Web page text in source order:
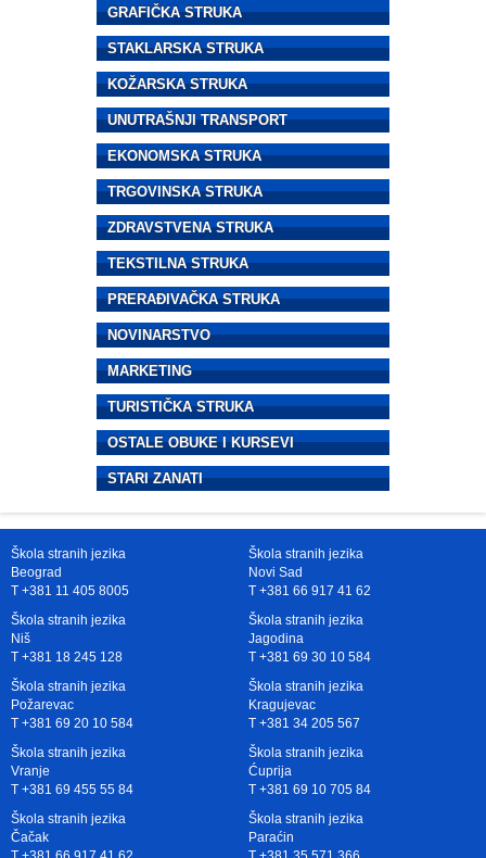
GRAFIČKA STRUKA
STAKLARSKA STRUKA
KOŽARSKA STRUKA
UNUTRAŠNJI TRANSPORT
EKONOMSKA STRUKA
TRGOVINSKA STRUKA
ZDRAVSTVENA STRUKA
TEKSTILNA STRUKA
PRERAĐIVAČKA STRUKA
NOVINARSTVO
MARKETING
TURISTIČKA STRUKA
OSTALE OBUKE I KURSEVI
STARI ZANATI
Škola stranih jezika
Beograd
T +381 11 405 8005
Škola stranih jezika
Novi Sad
T +381 66 917 41 62
Škola stranih jezika
Niš
T +381 18 245 128
Škola stranih jezika
Jagodina
T +381 69 30 10 584
Škola stranih jezika
Požarevac
T +381 69 20 10 584
Škola stranih jezika
Kragujevac
T +381 34 205 567
Škola stranih jezika
Vranje
T +381 69 455 55 84
Škola stranih jezika
Ćuprija
T +381 69 10 705 84
Škola stranih jezika
Čačak
Škola stranih jezika
Paraćin